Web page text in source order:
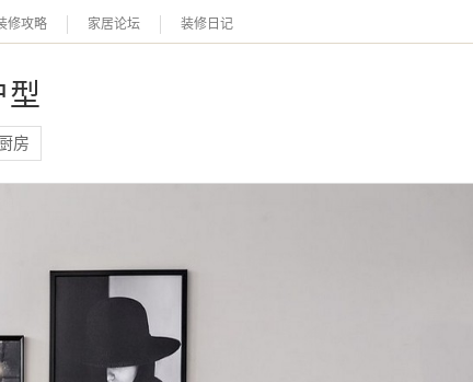
修攻略 家居论坛 装修日记
型
房